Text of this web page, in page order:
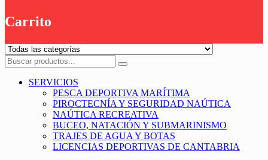
Carrito
SERVICIOS
PESCA DEPORTIVA MARÍTIMA
PIROCTECNÍA Y SEGURIDAD NAÚTICA
NAÚTICA RECREATIVA
BUCEO, NATACIÓN Y SUBMARINISMO
TRAJES DE AGUA Y BOTAS
LICENCIAS DEPORTIVAS DE CANTABRIA